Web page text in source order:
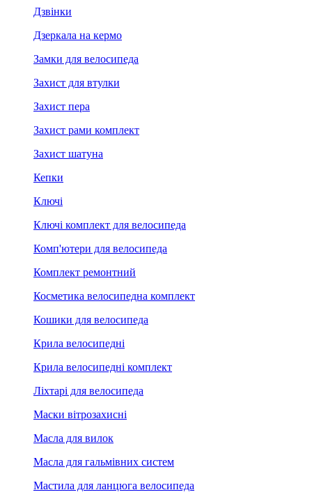
Дзвінки
Дзеркала на кермо
Замки для велосипеда
Захист для втулки
Захист пера
Захист рами комплект
Захист шатуна
Кепки
Ключі
Ключі комплект для велосипеда
Комп'ютери для велосипеда
Комплект ремонтний
Косметика велосипедна комплект
Кошики для велосипеда
Крила велосипедні
Крила велосипедні комплект
Ліхтарі для велосипеда
Маски вітрозахисні
Масла для вилок
Масла для гальмівних систем
Мастила для ланцюга велосипеда